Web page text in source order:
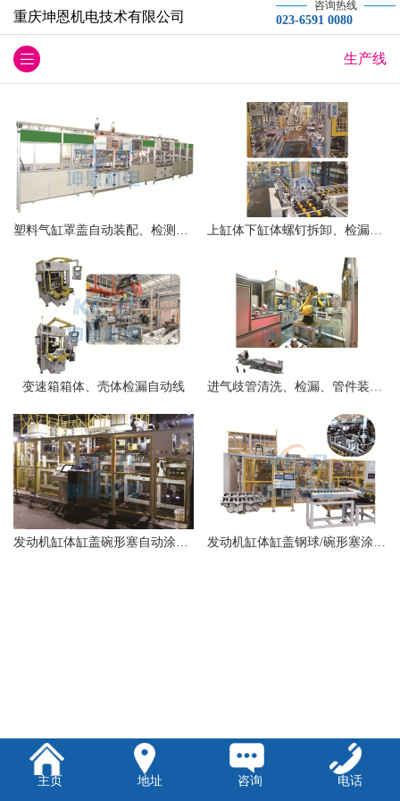
重庆坤恩机电技术有限公司
咨询热线
023-6591 0080
生产线
塑料气缸罩盖自动装配、检测生产线 上缸体下缸体螺钉拆卸、检漏、合箱生产线
变速箱箱体、壳体检漏自动线
发动机缸体缸盖碗形塞自动涂胶、压装检漏生产线 发动机缸体缸盖钢球/碗形塞涂胶、压装检漏生产线
主页 地址 咨询 电话